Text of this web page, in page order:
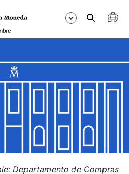
Departamento de Compras